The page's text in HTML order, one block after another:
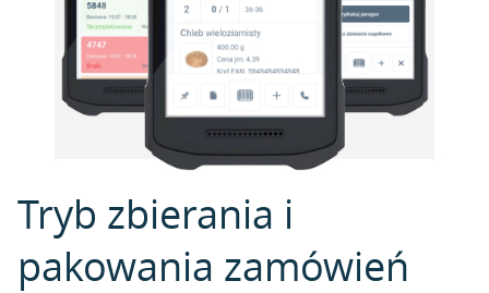
Tryb zbierania i
pakowania zamówień